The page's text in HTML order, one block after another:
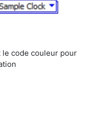
le code couleur pour